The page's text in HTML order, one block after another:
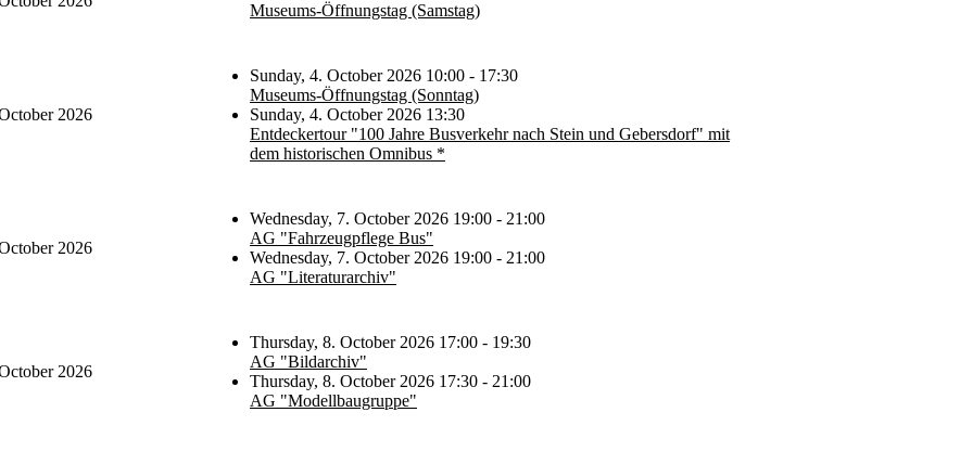
Museums-Öffnungstag (Samstag)
2026
Sunday, 4. October 2026 10:00 - 17:30
Museums-Öffnungstag (Sonntag)
Sunday, 4. October 2026 13:30
Entdeckertour "100 Jahre Busverkehr nach Stein und Gebersdorf" mit
dem historischen Omnibus *
2026
Wednesday, 7. October 2026 19:00 - 21:00
AG "Fahrzeugpflege Bus"
Wednesday, 7. October 2026 19:00 - 21:00
AG "Literaturarchiv"
2026
Thursday, 8. October 2026 17:00 - 19:30
AG "Bildarchiv"
Thursday, 8. October 2026 17:30 - 21:00
AG "Modellbaugruppe"